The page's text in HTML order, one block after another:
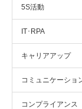
5S活動
IT･RPA
キャリアアップ
コミュニケーショ
コンプライアンス